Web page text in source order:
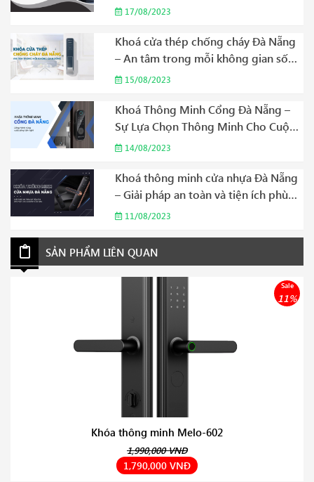
Năm 2023
17/08/2023
Khoá cửa thép chống cháy Đà Nẵng
– An tâm trong mỗi không gian sống
Năm 2023
15/08/2023
Khoá Thông Minh Cổng Đà Nẵng –
Sự Lựa Chọn Thông Minh Cho Cuộc
Sống Hiện Đại Năm 2023
14/08/2023
Khoá thông minh cửa nhựa Đà Nẵng
– Giải pháp an toàn và tiện ích phù
hợp cho gia đình của bạn Năm 2023
11/08/2023
SẢN PHẨM LIÊN QUAN
Khóa thông minh Melo-602
Sale
11%
1,990,000 VNĐ
1,790,000 VNĐ